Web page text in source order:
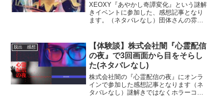
XEOXY『あやかし奇譚変化』という謎解
きイベントに参加した、感想記事となり
ます。（ネタバレなし）団体さんの雰囲
を探されている方にお勧めの記事です。
脱出 感想
【体験談】株式会社闇『​心霊配信
の夜』で3回画面から目をそらし
た(ネタバレなし)
株式会社闇の『​心霊配信の夜』にオンラ
インで参加した感想記事となります（ネ
タバレなし）謎解きではなくホラーコン